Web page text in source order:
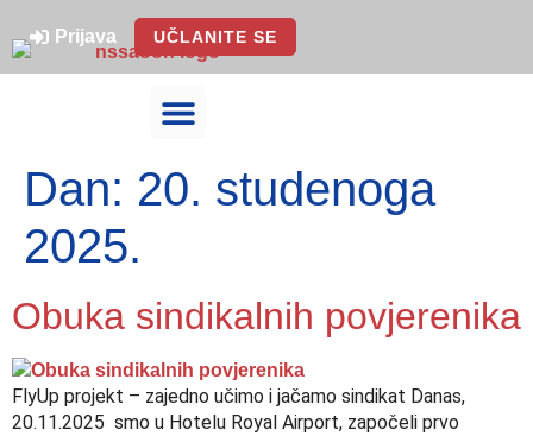
Prijava UČLANITE SE
Dan: 20. studenoga
2025.
Obuka sindikalnih povjerenika
FlyUp projekt – zajedno učimo i jačamo sindikat Danas,
20.11.2025 smo u Hotelu Royal Airport, započeli prvo